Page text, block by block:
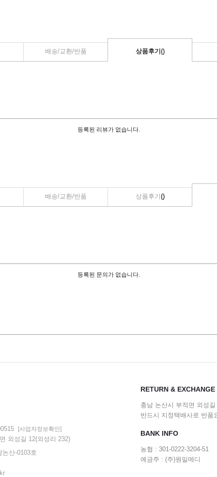
배송/교환/반품 상품후기 ()
등록된 리뷰가 없습니다.
배송/교환/반품 상품후기 ()
등록된 문의가 없습니다.
[사업자정보확인]
외성길 12(외성리 232)
산-0103호
RETURN & EXCHANGE
충남 논산시 부적면 외성
반드시 지정택배사로 반품
BANK INFO
농협 : 301-0222-3204-51
예금주 : (주)원일메디